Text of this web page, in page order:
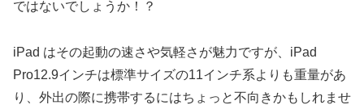
ではないでしょうか！？
iPad はその起動の速さや気軽さが魅力ですが、iPad
Pro12.9インチは標準サイズの11インチ系よりも重量があ
り、外出の際に携帯するにはちょっと不向きかもしれませ